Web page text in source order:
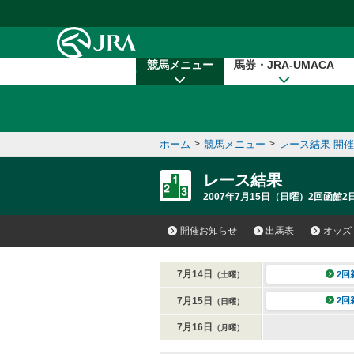
競馬メニュー 馬券・JRA-UMACA
ホーム > 競馬メニュー > レース結果 開
レース結果
2007年7月15日（日曜）2回函館2
開催お知らせ 出馬表 オッズ
7月14日 （土曜） 2回
7月15日 （日曜） 2回
7月16日 （月曜）